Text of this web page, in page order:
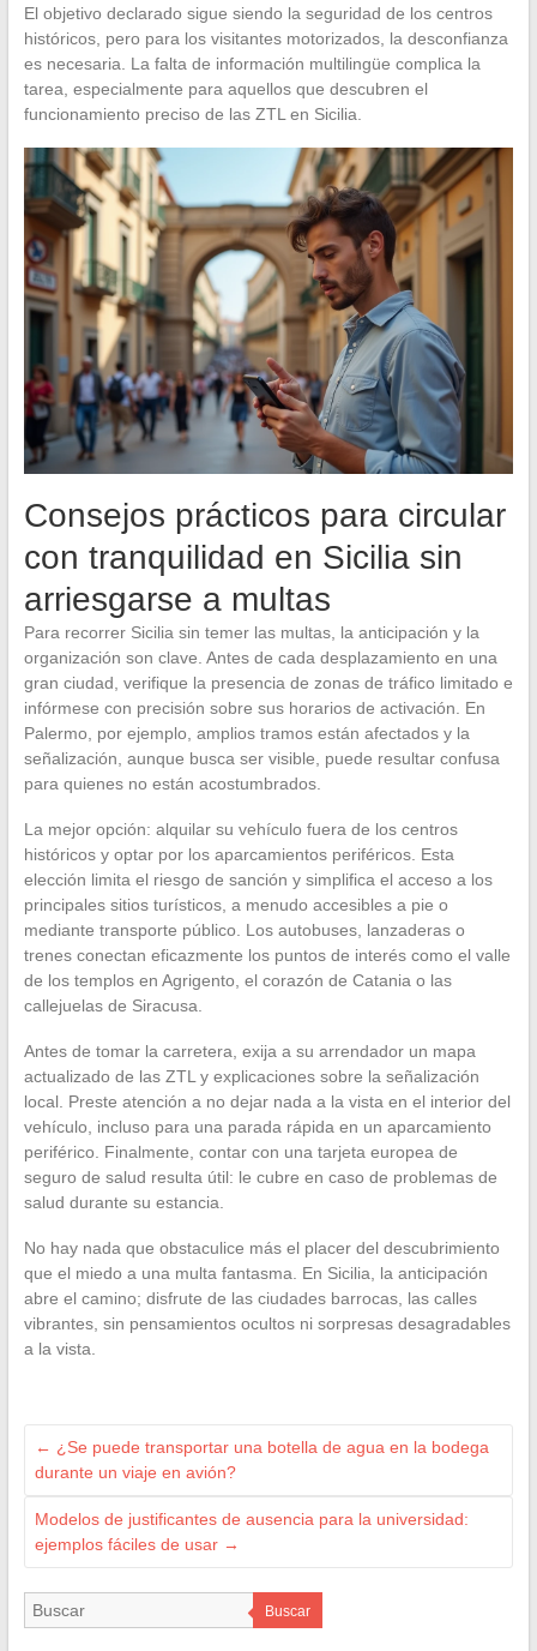
El objetivo declarado sigue siendo la seguridad de los centros
históricos, pero para los visitantes motorizados, la desconfianza
es necesaria. La falta de información multilingüe complica la
tarea, especialmente para aquellos que descubren el
funcionamiento preciso de las ZTL en Sicilia.
Consejos prácticos para circular
con tranquilidad en Sicilia sin
arriesgarse a multas
Para recorrer Sicilia sin temer las multas, la anticipación y la
organización son clave. Antes de cada desplazamiento en una
gran ciudad, verifique la presencia de zonas de tráfico limitado e
infórmese con precisión sobre sus horarios de activación. En
Palermo, por ejemplo, amplios tramos están afectados y la
señalización, aunque busca ser visible, puede resultar confusa
para quienes no están acostumbrados.
La mejor opción: alquilar su vehículo fuera de los centros
históricos y optar por los aparcamientos periféricos. Esta
elección limita el riesgo de sanción y simplifica el acceso a los
principales sitios turísticos, a menudo accesibles a pie o
mediante transporte público. Los autobuses, lanzaderas o
trenes conectan eficazmente los puntos de interés como el valle
de los templos en Agrigento, el corazón de Catania o las
callejuelas de Siracusa.
Antes de tomar la carretera, exija a su arrendador un mapa
actualizado de las ZTL y explicaciones sobre la señalización
local. Preste atención a no dejar nada a la vista en el interior del
vehículo, incluso para una parada rápida en un aparcamiento
periférico. Finalmente, contar con una tarjeta europea de
seguro de salud resulta útil: le cubre en caso de problemas de
salud durante su estancia.
No hay nada que obstaculice más el placer del descubrimiento
que el miedo a una multa fantasma. En Sicilia, la anticipación
abre el camino; disfrute de las ciudades barrocas, las calles
vibrantes, sin pensamientos ocultos ni sorpresas desagradables
a la vista.
← ¿Se puede transportar una botella de agua en la bodega
durante un viaje en avión?
Modelos de justificantes de ausencia para la universidad:
ejemplos fáciles de usar →
Buscar